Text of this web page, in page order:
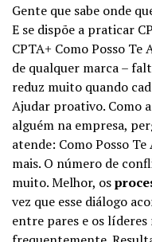
Gente que sabe onde
E se dispõe a praticar
CPTA+ Como Posso
de qualquer marca –
reduz muito quando
Ajudar proativo. Como
alguém na empresa,
atende: Como Posso
mais. O número de
muito. Melhor, os
vez que esse diálogo
entre pares e os